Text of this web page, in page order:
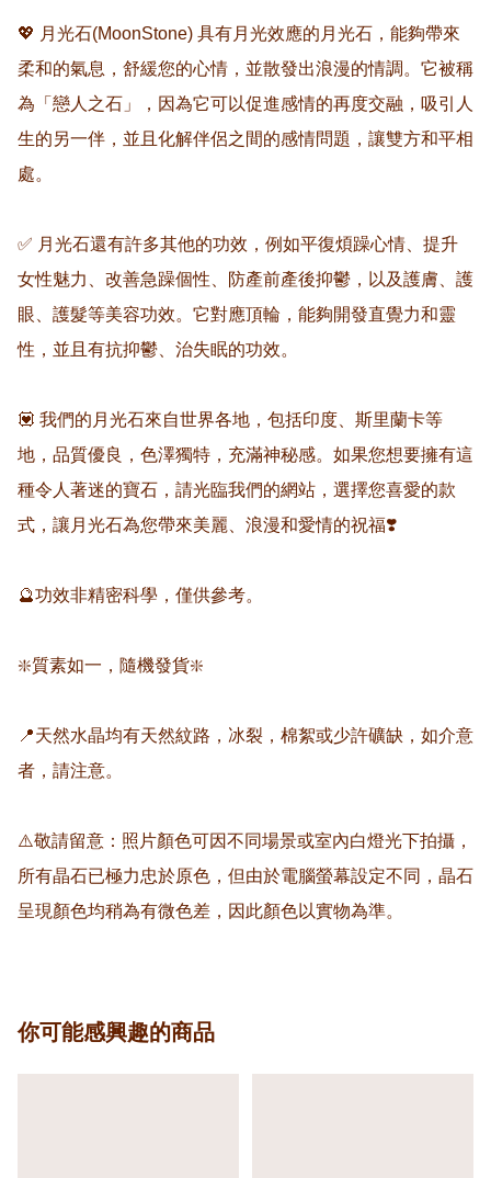
💖 月光石(MoonStone) 具有月光效應的月光石，能夠帶來
柔和的氣息，舒緩您的心情，並散發出浪漫的情調。它被稱
為「戀人之石」，因為它可以促進感情的再度交融，吸引人
生的另一伴，並且化解伴侶之間的感情問題，讓雙方和平相
處。
✅ 月光石還有許多其他的功效，例如平復煩躁心情、提升
女性魅力、改善急躁個性、防產前產後抑鬱，以及護膚、護
眼、護髮等美容功效。它對應頂輪，能夠開發直覺力和靈
性，並且有抗抑鬱、治失眠的功效。
💟 我們的月光石來自世界各地，包括印度、斯里蘭卡等
地，品質優良，色澤獨特，充滿神秘感。如果您想要擁有這
種令人著迷的寶石，請光臨我們的網站，選擇您喜愛的款
式，讓月光石為您帶來美麗、浪漫和愛情的祝福❣️
🔮功效非精密科學，僅供參考。
❇️質素如一，隨機發貨❇️
📍天然水晶均有天然紋路，冰裂，棉絮或少許礦缺，如介意
者，請注意。
⚠️敬請留意：照片顏色可因不同場景或室內白燈光下拍攝，
所有晶石已極力忠於原色，但由於電腦螢幕設定不同，晶石
呈現顏色均稍為有微色差，因此顏色以實物為準。
你可能感興趣的商品